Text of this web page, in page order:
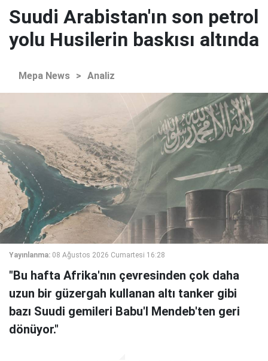
Suudi Arabistan'ın son petrol
yolu Husilerin baskısı altında
Mepa News > Analiz
Yayınlanma: 08 Ağustos 2026 Cumartesi 16:28
"Bu hafta Afrika'nın çevresinden çok daha
uzun bir güzergah kullanan altı tanker gibi
bazı Suudi gemileri Babu'l Mendeb'ten geri
dönüyor."